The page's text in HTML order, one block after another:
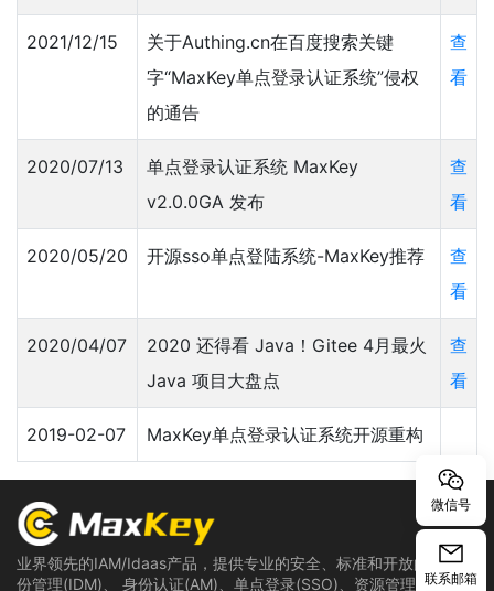
2021/12/15
关于Authing.cn在百度搜索关键
字“MaxKey单点登录认证系统”侵权
的通告
查
看
2020/07/13
单点登录认证系统 MaxKey
v2.0.0GA 发布
查
看
2020/05/20 开源sso单点登陆系统-MaxKey推荐
查
看
2020/04/07
2020 还得看 Java！Gitee 4月最火
Java 项目大盘点
查
看
2019-02-07 MaxKey单点登录认证系统开源重构
业界领先的IAM/Idaas产品，提供专业的安全、标准和开放的用户身
份管理(IDM)、 身份认证(AM)、单点登录(SSO)、资源管理和权限管
微信号
联系邮箱